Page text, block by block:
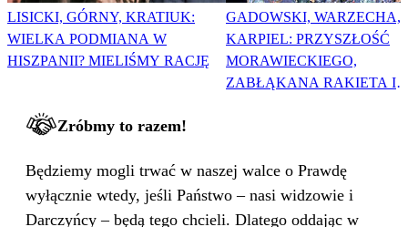
LISICKI, GÓRNY, KRATIUK:
WIELKA PODMIANA W
HISZPANII? MIELIŚMY RACJĘ
GADOWSKI, WARZECHA,
KARPIEL: PRZYSZŁOŚĆ
MORAWIECKIEGO,
ZABŁĄKANA RAKIETA I
Zróbmy to razem!
Będziemy mogli trwać w naszej walce o Prawdę
wyłącznie wtedy, jeśli Państwo – nasi widzowie i
Darczyńcy – będą tego chcieli. Dlatego oddając w